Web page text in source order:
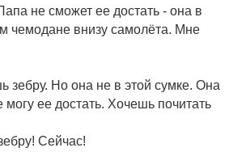
не сможет ее достать - она в
чемодане внизу самолёта. Мне
зебру. Но она не в этой сумке. Она
ее достать. Хочешь почитать
Сейчас!